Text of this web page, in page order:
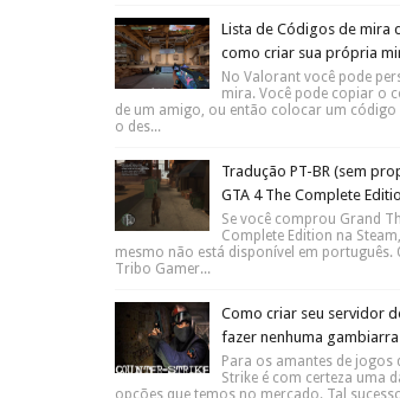
Lista de Códigos de mira
como criar sua própria
No Valorant você pode
mira. Você pode copiar o
de um amigo, ou então colocar um
o des...
Tradução PT-BR (sem
GTA 4 The Complete
Se você comprou Grand
Complete Edition na
mesmo não está disponível em português.
Tribo Gamer...
Como criar seu servidor
fazer nenhuma gambiarra
Para os amantes de jogos
Strike é com certeza uma
opções que temos no mercado. Tal